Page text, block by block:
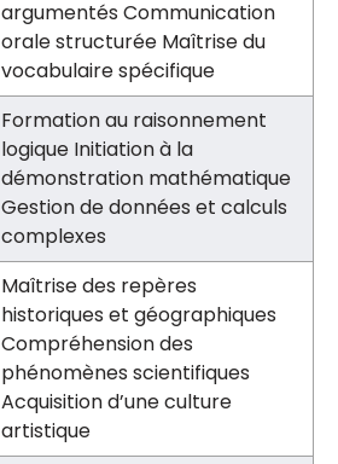
argumentés Communication
orale structurée Maîtrise du
vocabulaire spécifique
Formation au raisonnement
logique Initiation à la
démonstration mathématique
Gestion de données et calculs
complexes
Maîtrise des repères
historiques et géographiques
Compréhension des
phénomènes scientifiques
Acquisition d’une culture
artistique